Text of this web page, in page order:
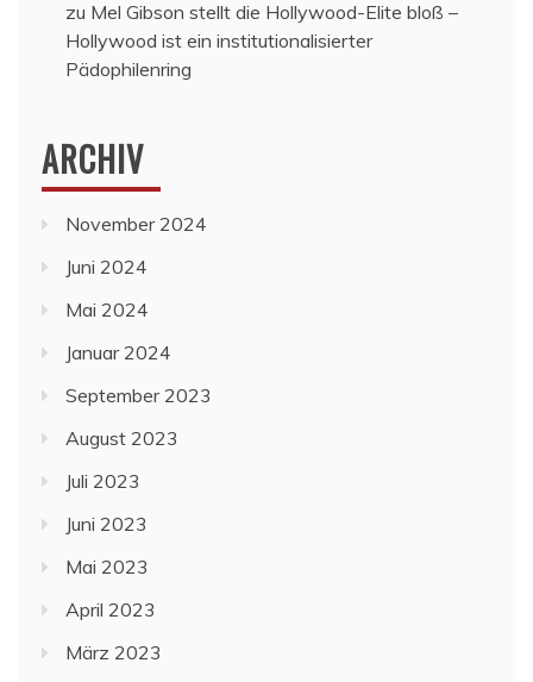
zu Mel Gibson stellt die Hollywood-Elite bloß –
Hollywood ist ein institutionalisierter
Pädophilenring
ARCHIV
November 2024
Juni 2024
Mai 2024
Januar 2024
September 2023
August 2023
Juli 2023
Juni 2023
Mai 2023
April 2023
März 2023